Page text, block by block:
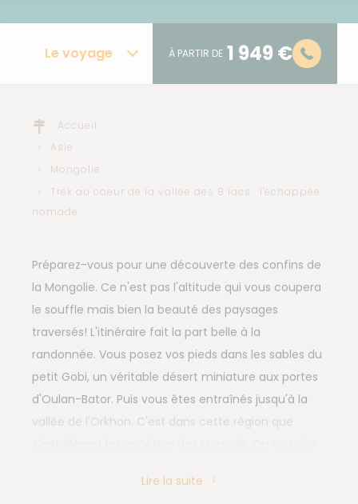
Le voyage À PARTIR DE 1 949 €
Accueil
Asie
Mongolie
Trek au coeur de la vallée des 8 lacs : l'échappée
nomade
Préparez-vous pour une découverte des confins de
la Mongolie. Ce n'est pas l'altitude qui vous coupera
le souffle mais bien la beauté des paysages
traversés! L'itinéraire fait la part belle à la
randonnée. Vous posez vos pieds dans les sables du
petit Gobi, un véritable désert miniature aux portes
d'Oulan-Bator. Puis vous êtes entraînés jusqu'à la
vallée de l'Orkhon. C'est dans cette région que
nomades. C'est chez l'une de ces familles que vous
Lire la suite